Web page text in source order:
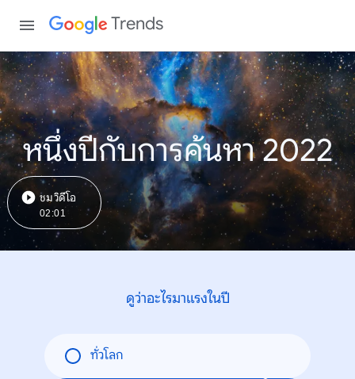
Trends
หนึ่งปีกับการค้นหา 2022
ชมวิดีโอ
02:01
ดูว่าอะไรมาแรงในปี
ทั่วโลก